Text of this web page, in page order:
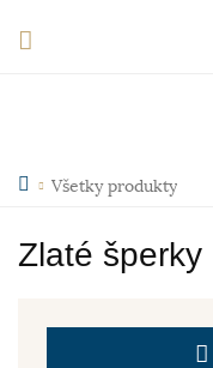
Všetky produkty
Zlaté šperky